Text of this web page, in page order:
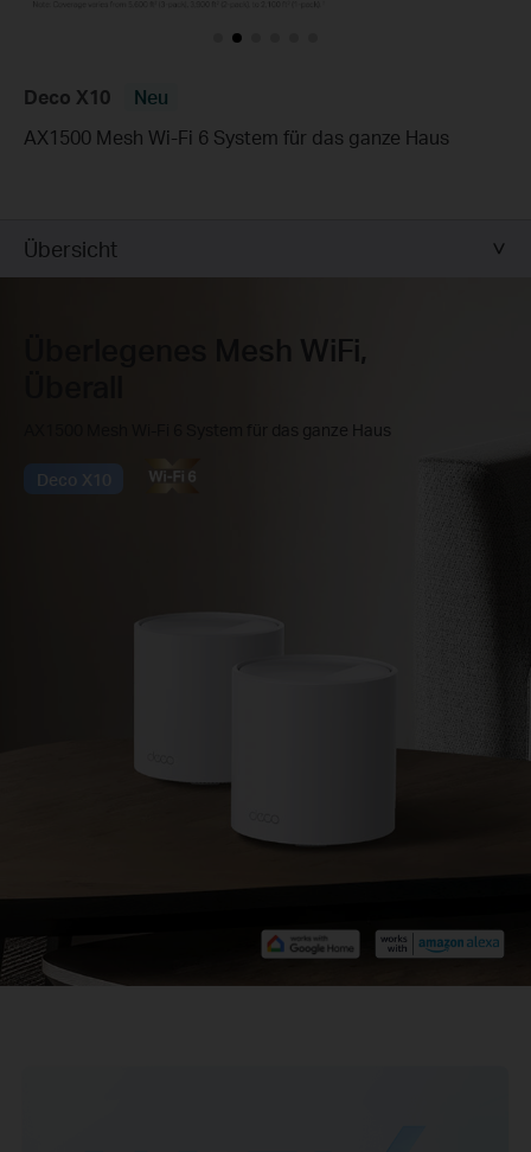
Deco X10
Neu
AX1500 Mesh Wi-Fi 6 System für das ganze Haus
Übersicht
Überlegenes Mesh WiFi,
AX1500 Mesh Wi-Fi 6 System für das ganze Haus
Deco X10